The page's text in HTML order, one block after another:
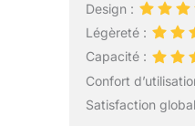
Design :
Légèreté :
Capacité :
Confort
Satisfaction